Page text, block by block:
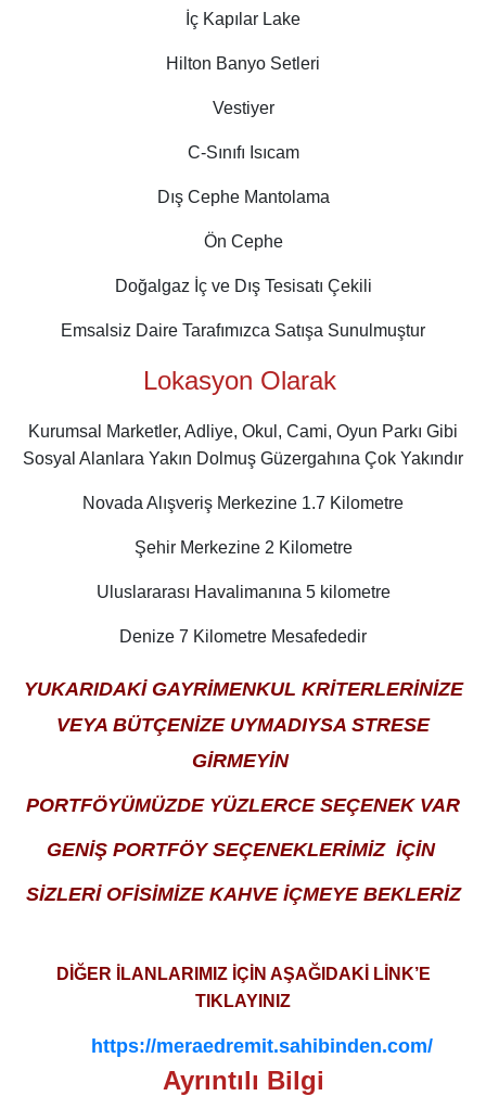
İç Kapılar Lake
Hilton Banyo Setleri
Vestiyer
C-Sınıfı Isıcam
Dış Cephe Mantolama
Ön Cephe
Doğalgaz İç ve Dış Tesisatı Çekili
Emsalsiz Daire Tarafımızca Satışa Sunulmuştur
Lokasyon Olarak
Kurumsal Marketler, Adliye, Okul, Cami, Oyun Parkı Gibi
Sosyal Alanlara Yakın Dolmuş Güzergahına Çok Yakındır
Novada Alışveriş Merkezine 1.7 Kilometre
Şehir Merkezine 2 Kilometre
Uluslararası Havalimanına 5 kilometre
Denize 7 Kilometre Mesafededir
YUKARIDAKİ GAYRİMENKUL KRİTERLERİNİZE
VEYA BÜTÇENİZE UYMADIYSA STRESE
GİRMEYİN
PORTFÖYÜMÜZDE YÜZLERCE SEÇENEK VAR
GENİŞ PORTFÖY SEÇENEKLERİMİZ İÇİN
SİZLERİ OFİSİMİZE KAHVE İÇMEYE BEKLERİZ
DİĞER İLANLARIMIZ İÇİN AŞAĞIDAKİ LİNK’E
TIKLAYINIZ
https://meraedremit.sahibinden.com/
Ayrıntılı Bilgi